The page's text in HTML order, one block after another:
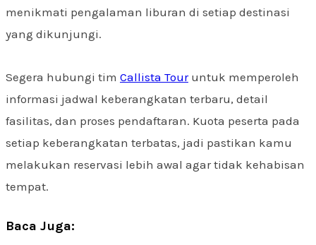
menikmati pengalaman liburan di setiap destinasi
yang dikunjungi.
Segera hubungi tim Callista Touruntuk memperoleh
informasi jadwal keberangkatan terbaru, detail
fasilitas, dan proses pendaftaran. Kuota peserta pada
setiap keberangkatan terbatas, jadi pastikan kamu
melakukan reservasi lebih awal agar tidak kehabisan
tempat.
Baca Juga: